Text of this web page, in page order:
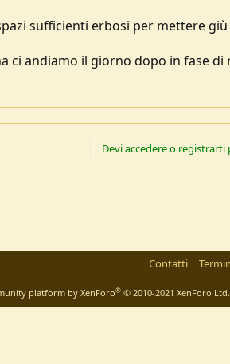
sufficienti erbosi per mettere
ci andiamo il giorno dopo in fase di
Devi accedere o
Contatti
platform by XenForo® © 2010-2021 XenForo Ltd.